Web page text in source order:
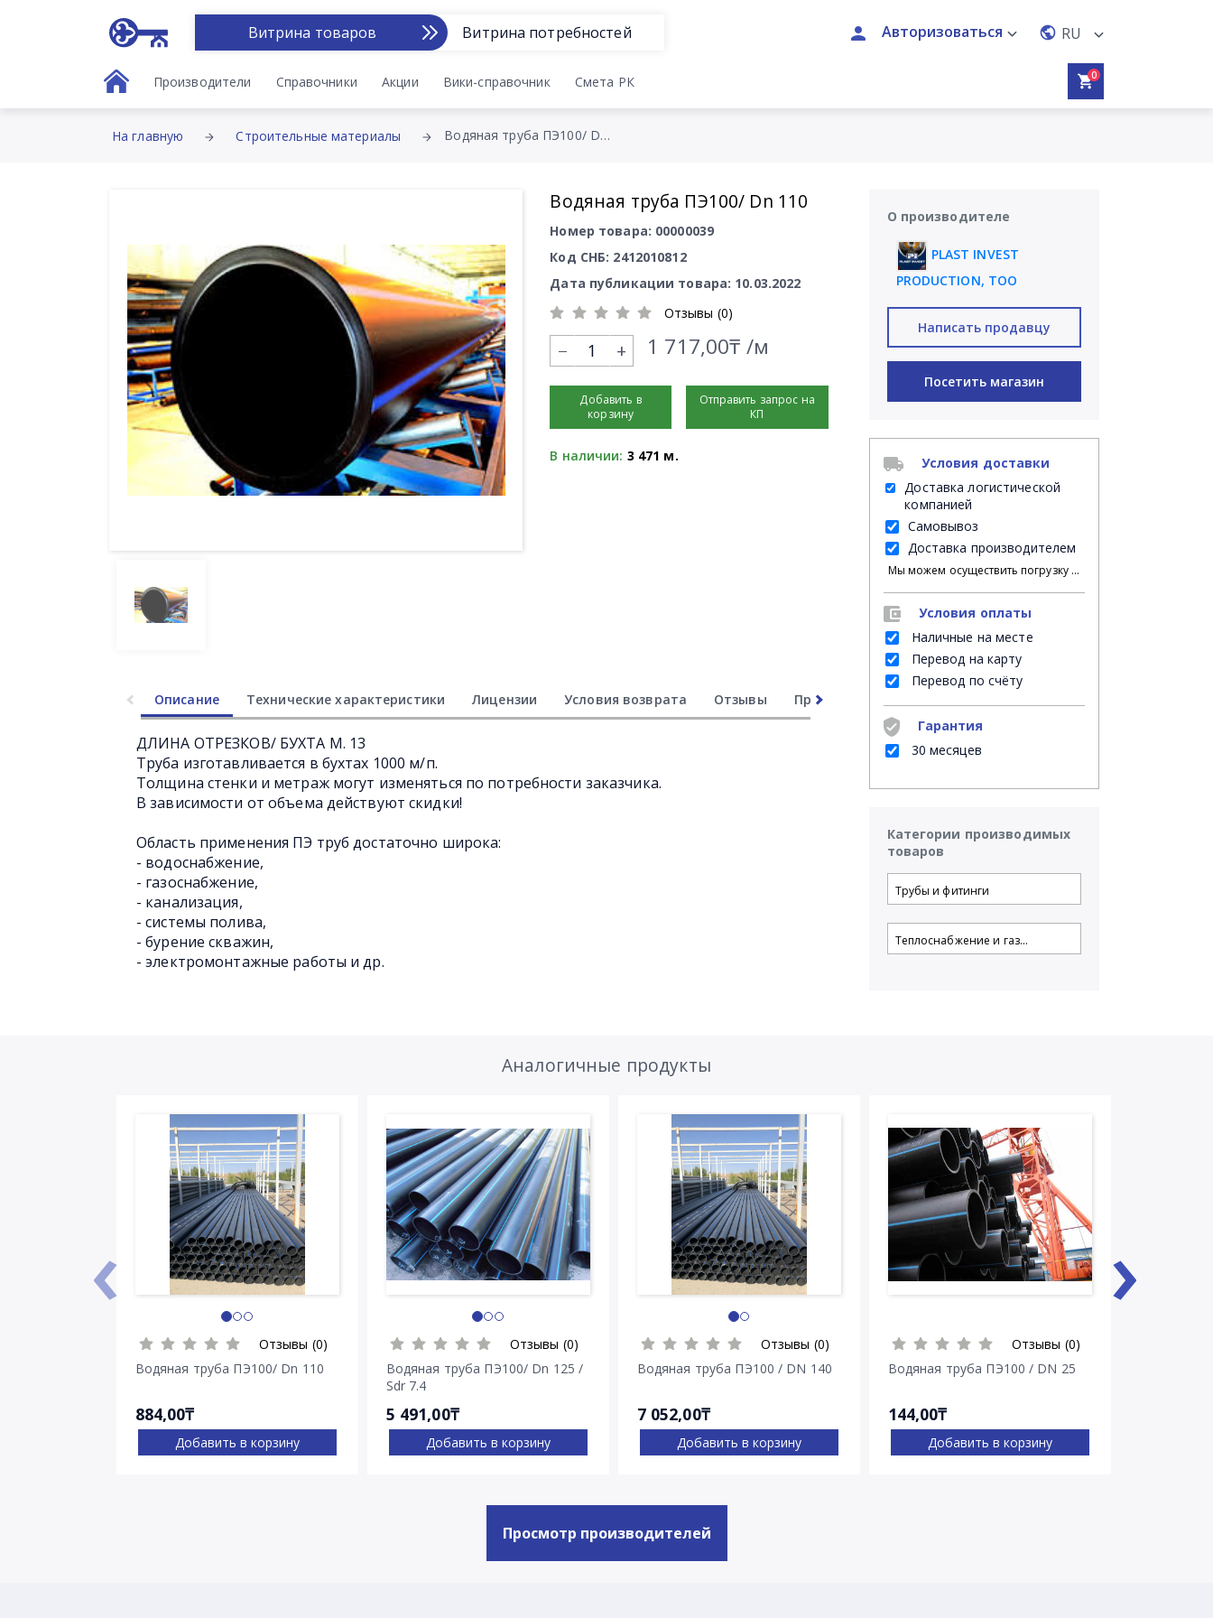
Витрина товаров Витрина потребностей Авторизоваться RU
Производители Справочники Акции Вики-справочник Смета РК 0
На главную Строительные материалы Водяная труба ПЭ100/ Dn 110
Водяная труба ПЭ100/ Dn 110
Номер товара: 00000039
Код СНБ: 2412010812
Дата публикации товара: 10.03.2022
Отзывы (0)
+ 1 717,00₸ /м
Добавить в
корзину
Отправить запрос на
КП
В наличии: 3 471 м.
Описание Технические характеристики Лицензии Условия возврата Отзывы Прочее
ДЛИНА ОТРЕЗКОВ/ БУХТА М. 13
Труба изготавливается в бухтах 1000 м/п.
Толщина стенки и метраж могут изменяться по потребности заказчика.
В зависимости от объема действуют скидки!
Область применения ПЭ труб достаточно широка:
- водоснабжение,
- газоснабжение,
- канализация,
- системы полива,
- бурение скважин,
- электромонтажные работы и др.
О производителе
PLAST INVEST
PRODUCTION, ТОО
Написать продавцу
Посетить магазин
Условия доставки
Доставка логистической
компанией
Самовывоз
Доставка производителем
Мы можем осуществить погрузку продукции своими силами на Ваш личный транспорт либо на автомашину нанятой Вами транспортной компании; либо мы можем оказать услугу платной доставки на указанное Вами место доставки, при этом, разгрузку с автомашины в месте доставки осуществляет указанный Вами грузополучатель.
Условия оплаты
Наличные на месте
Перевод на карту
Перевод по счёту
Гарантия
30 месяцев
Категории производимых
товаров
Трубы и фитинги
Теплоснабжение и газ...
Аналогичные продукты
Отзывы (0)
Водяная труба ПЭ100/ Dn 110
884,00₸
Добавить в корзину
Отзывы (0)
Водяная труба ПЭ100/ Dn 125 /
Sdr 7.4
5 491,00₸
Добавить в корзину
Отзывы (0)
Водяная труба ПЭ100 / DN 140
7 052,00₸
Добавить в корзину
Отзывы (0)
Водяная труба ПЭ100 / DN 25
144,00₸
Добавить в корзину
‹ ›
Просмотр производителей